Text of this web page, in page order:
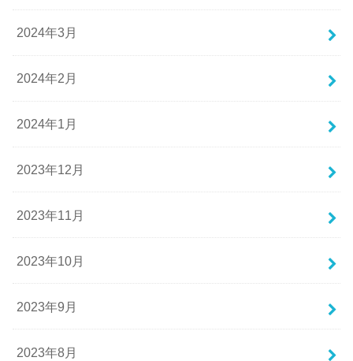
2024年3月
2024年2月
2024年1月
2023年12月
2023年11月
2023年10月
2023年9月
2023年8月